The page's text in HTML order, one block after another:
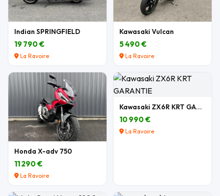
Indian SPRINGFIELD
19 790 €
La Ravoire
Kawasaki Vulcan
5 490 €
La Ravoire
Honda X-adv 750
11 290 €
La Ravoire
Kawasaki ZX6R KRT GARANTIE
10 990 €
La Ravoire